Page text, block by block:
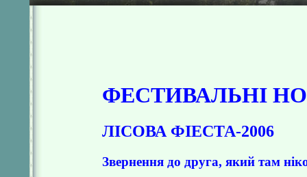
ФЕСТИВАЛЬНІ
ЛІСОВА ФІЕСТА-2006
Звернення до друга, який там